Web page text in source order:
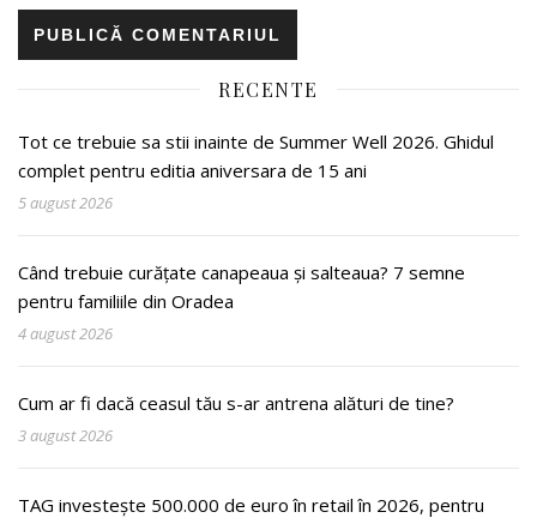
RECENTE
Tot ce trebuie sa stii inainte de Summer Well 2026. Ghidul
complet pentru editia aniversara de 15 ani
5 august 2026
Când trebuie curățate canapeaua și salteaua? 7 semne
pentru familiile din Oradea
4 august 2026
Cum ar fi dacă ceasul tău s-ar antrena alături de tine?
3 august 2026
TAG investește 500.000 de euro în retail în 2026, pentru